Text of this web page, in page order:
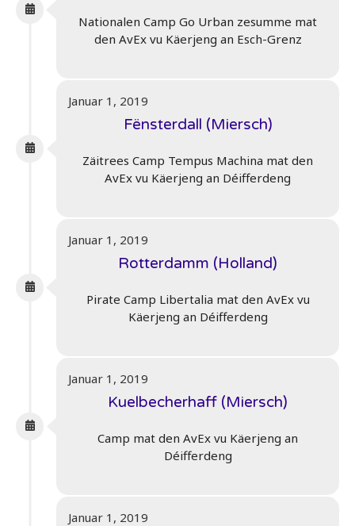
Nationalen Camp Go Urban zesumme mat
den AvEx vu Käerjeng an Esch-Grenz
Januar 1, 2019
Fënsterdall (Miersch)
Zäitrees Camp Tempus Machina mat den
AvEx vu Käerjeng an Déifferdeng
Januar 1, 2019
Rotterdamm (Holland)
Pirate Camp Libertalia mat den AvEx vu
Käerjeng an Déifferdeng
Januar 1, 2019
Kuelbecherhaff (Miersch)
Camp mat den AvEx vu Käerjeng an
Déifferdeng
Januar 1, 2019